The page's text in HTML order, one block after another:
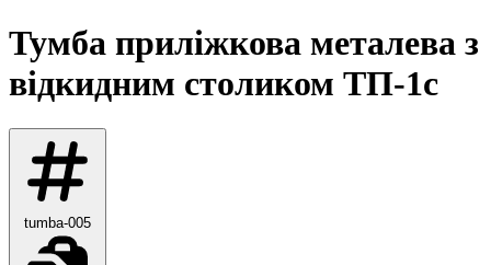
Тумба приліжкова металева з
відкидним столиком ТП-1с
tumba-005